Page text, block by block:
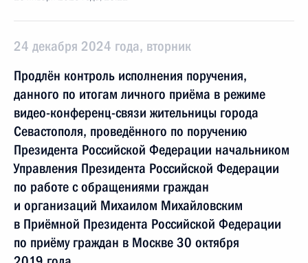
24 декабря 2024 года, вторник
Продлён контроль исполнения поручения,
данного по итогам личного приёма в режиме
видео-конференц-связи жительницы города
Севастополя, проведённого по поручению
Президента Российской Федерации начальником
Управления Президента Российской Федерации
по работе с обращениями граждан
и организаций Михаилом Михайловским
в Приёмной Президента Российской Федерации
по приёму граждан в Москве 30 октября